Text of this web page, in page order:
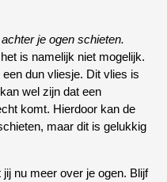
je ogen schieten.
is namelijk niet mogelijk.
dun vliesje. Dit vlies is
wel zijn dat een
komt. Hierdoor kan de
maar dit is gelukkig
nu meer over je ogen. Blijf